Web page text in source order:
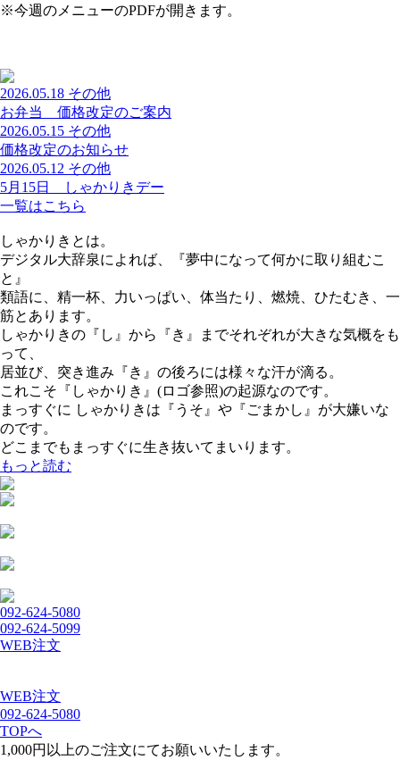
※今週のメニューのPDFが開きます。
2026.05.18 その他
お弁当 価格改定のご案内
2026.05.15 その他
価格改定のお知らせ
2026.05.12 その他
5月15日 しゃかりきデー
一覧はこちら
しゃかりきとは。
デジタル大辞泉によれば、『夢中になって何かに取り組むこ
と』
類語に、精一杯、力いっぱい、体当たり、燃焼、ひたむき、一
筋とあります。
しゃかりきの『し』から『き』までそれぞれが大きな気概をも
って、
居並び、突き進み『き』の後ろには様々な汗が滴る。
これこそ『しゃかりき』(ロゴ参照)の起源なのです。
まっすぐに しゃかりきは『うそ』や『ごまかし』が大嫌いな
のです。
どこまでもまっすぐに生き抜いてまいります。
もっと読む
092-624-5080
092-624-5099
WEB注文
WEB注文
092-624-5080
TOPへ
1,000円以上のご注文にてお願いいたします。